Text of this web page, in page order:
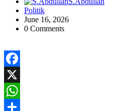
Politik
June 16, 2026
0 Comments
Facebook
X
WhatsApp